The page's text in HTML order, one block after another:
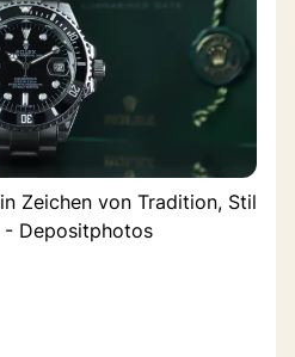
Zeichen von Tradition, Stil
- Depositphotos